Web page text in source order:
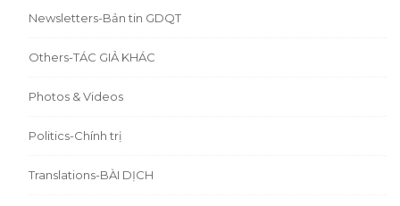
Newsletters-Bản tin GDQT
Others-TÁC GIẢ KHÁC
Photos & Videos
Politics-Chính trị
Translations-BÀI DỊCH